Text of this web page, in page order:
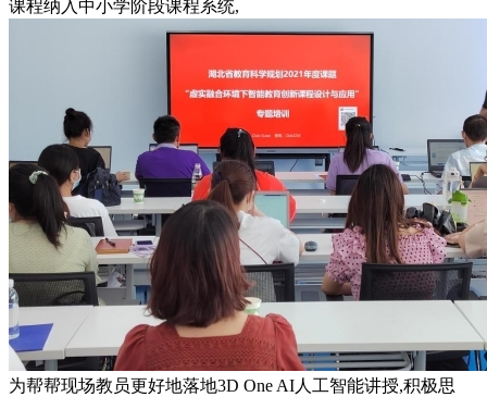
课程纳入中小学阶段课程系统,
为帮帮现场教员更好地落地3D One AI人工智能讲授,积极思